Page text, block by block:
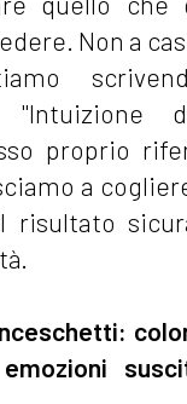
Non a
"Intuizione
proprio
a
risultato